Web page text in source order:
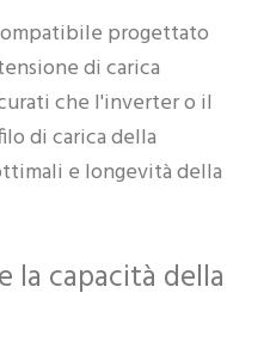
progettato
di carica
che l'inverter o il
di carica della
e longevità della
la capacità della